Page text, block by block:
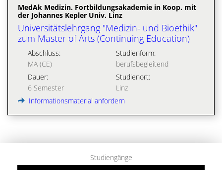
MedAk Medizin. Fortbildungsakademie in Koop. mit
der Johannes Kepler Univ. Linz
Universitätslehrgang "Medizin- und Bioethik"
zum Master of Arts (Continuing Education)
Abschluss:
MA (CE)
Studienform:
berufsbegleitend
Dauer:
6 Semester
Studienort:
Linz
Informationsmaterial anfordern
Studiengänge